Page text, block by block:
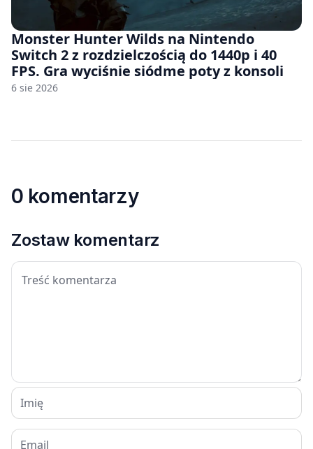
Monster Hunter Wilds na Nintendo
Switch 2 z rozdzielczością do 1440p i 40
FPS. Gra wyciśnie siódme poty z konsoli
6 sie 2026
0 komentarzy
Zostaw komentarz